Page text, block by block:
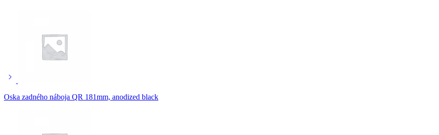
Oska zadného náboja QR 181mm, anodized black